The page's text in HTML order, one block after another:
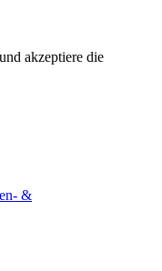
akzeptiere die